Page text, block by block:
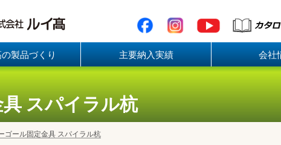
製品づくり 主要納入実績 会社
具スパイラル杭
ゴール固定金具 スパイラル杭